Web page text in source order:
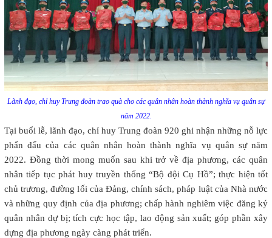
Lãnh đạo, chỉ huy Trung đoàn trao quà cho các quân nhân hoàn thành nghĩa vụ quân sự
năm 2022.
Tại buổi lễ, lãnh đạo, chỉ huy Trung đoàn 920 ghi nhận những nỗ lực
phấn đấu của các quân nhân hoàn thành nghĩa vụ quân sự năm
2022. Đồng thời mong muốn sau khi trở về địa phương, các quân
nhân tiếp tục phát huy truyền thống “Bộ đội Cụ Hồ”; thực hiện tốt
chủ trương, đường lối của Đảng, chính sách, pháp luật của Nhà nước
và những quy định của địa phương; chấp hành nghiêm việc đăng ký
quân nhân dự bị; tích cực học tập, lao động sản xuất; góp phần xây
dựng địa phương ngày càng phát triển.